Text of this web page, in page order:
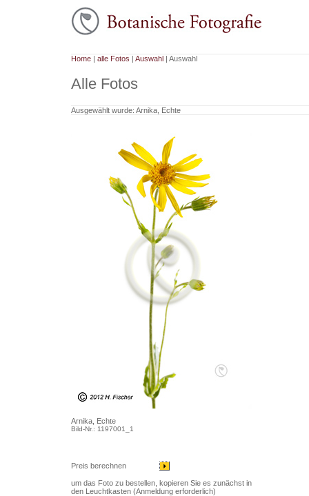
Home| alle Fotos | Auswahl| Auswahl
Alle Fotos
Ausgewählt wurde: Arnika, Echte
Arnika, Echte
Bild-Nr.: 1197001_1
Preis berechnen
um das Foto zu bestellen, kopieren Sie es zunächst in
den Leuchtkasten (Anmeldung erforderlich)